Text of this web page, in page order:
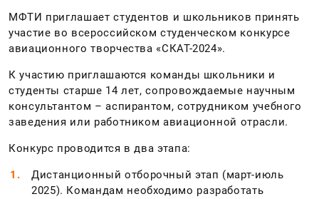
МФТИ приглашает студентов и школьников принять
участие во всероссийском студенческом конкурсе
авиационного творчества «СКАТ-2024».
К участию приглашаются команды школьники и
студенты старше 14 лет, сопровождаемые научным
консультантом – аспирантом, сотрудником учебного
заведения или работником авиационной отрасли.
Конкурс проводится в два этапа:
Дистанционный отборочный этап (март-июль
2025). Командам необходимо разработать